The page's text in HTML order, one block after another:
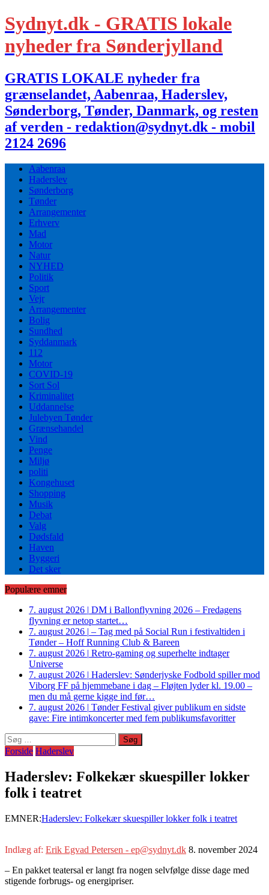
Sydnyt.dk - GRATIS lokale
nyheder fra Sønderjylland
GRATIS LOKALE nyheder fra
grænselandet, Aabenraa, Haderslev,
Sønderborg, Tønder, Danmark, og resten
af verden - redaktion@sydnyt.dk - mobil
2124 2696
Aabenraa
Haderslev
Sønderborg
Tønder
Arrangementer
Erhverv
Mad
Motor
Natur
NYHED
Politik
Sport
Vejr
Arrangementer
Bolig
Sundhed
Syddanmark
112
Motor
COVID-19
Sort Sol
Kriminalitet
Uddannelse
Julebyen Tønder
Grænsehandel
Vind
Penge
Miljø
politi
Kongehuset
Shopping
Musik
Debat
Valg
Dødsfald
Haven
Byggeri
Det sker
Populære emner
7. august 2026 | DM i Ballonflyvning 2026 – Fredagens
flyvning er netop startet…
7. august 2026 | – Tag med på Social Run i festivaltiden i
Tønder – Hoff Running Club & Bareen
7. august 2026 | Retro-gaming og superhelte indtager
Universe
7. august 2026 | Haderslev: Sønderjyske Fodbold spiller mod
Viborg FF på hjemmebane i dag – Fløjten lyder kl. 19.00 –
men du må gerne kigge ind før…
7. august 2026 | Tønder Festival giver publikum en sidste
gave: Fire intimkoncerter med fem publikumsfavoritter
Søg
efter:
Forside Haderslev
Haderslev: Folkekær skuespiller lokker
folk i teatret
EMNER:Haderslev: Folkekær skuespiller lokker folk i teatret
Indlæg af: Erik Egvad Petersen - ep@sydnyt.dk 8. november 2024
– En pakket teatersal er langt fra nogen selvfølge disse dage med
stigende forbrugs- og energipriser.